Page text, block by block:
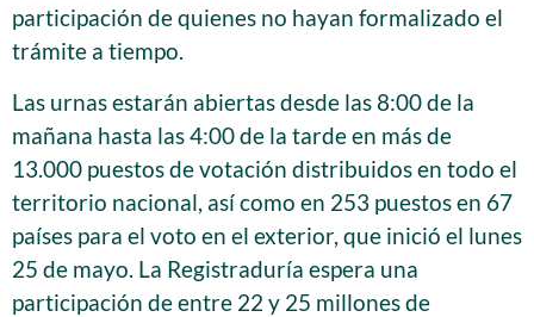
participación de quienes no hayan formalizado el
trámite a tiempo.
Las urnas estarán abiertas desde las 8:00 de la
mañana hasta las 4:00 de la tarde en más de
13.000 puestos de votación distribuidos en todo el
territorio nacional, así como en 253 puestos en 67
países para el voto en el exterior, que inició el lunes
25 de mayo. La Registraduría espera una
participación de entre 22 y 25 millones de